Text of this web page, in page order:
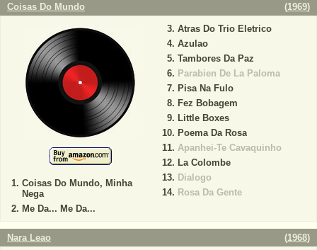
Coisas Do Mundo (1969)
Coisas Do Mundo, Minha
Nega
Me Da... Me Da...
Atras Do Trio Eletrico
Azulao
Tambores Da Paz
Parabien De La Paloma
Pisa Na Fulo
Fez Bobagem
Little Boxes
Poema Da Rosa
Apanhei-Te Cavaquinho
La Colombe
Dialogo
Rosa Da Gente
Nara Leao (1968)